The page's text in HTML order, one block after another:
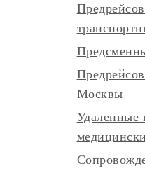
Москвы
Удаленные